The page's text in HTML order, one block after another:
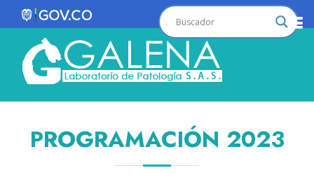
PROGRAMACIÓN 2023